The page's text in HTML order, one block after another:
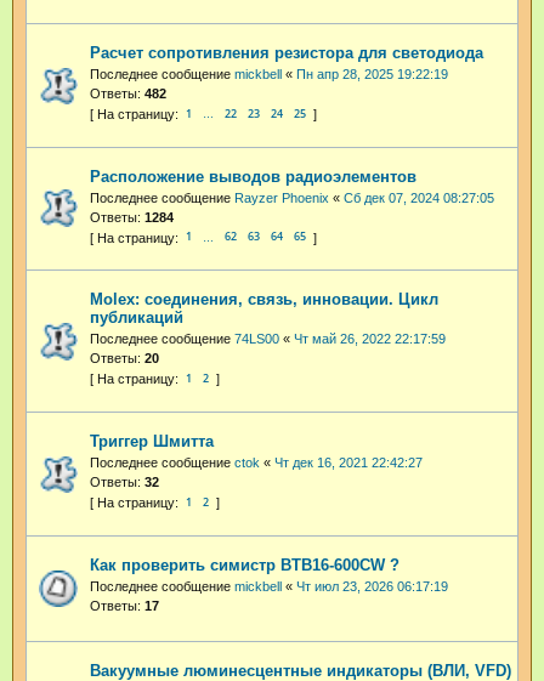
Расчет сопротивления резистора для светодиода
Последнее сообщение mickbell « Пн апр 28, 2025 19:22:19
Ответы: 482
1 … 22 23 24 25
Расположение выводов радиоэлементов
Последнее сообщение Rayzer Phoenix « Сб дек 07, 2024 08:27:05
Ответы: 1284
1 62 63 64 65
Molex: соединения, связь, инновации. Цикл
публикаций
Последнее сообщение 74LS00 « Чт май 26, 2022 22:17:59
Ответы: 20
1 2
Триггер Шмитта
Последнее сообщение ctok « Чт дек 16, 2021 22:42:27
Ответы: 32
1 2
Как проверить симистр BTB16-600CW ?
Последнее сообщение mickbell « Чт июл 23, 2026 06:17:19
Ответы: 17
Вакуумные люминесцентные индикаторы (ВЛИ, VFD)